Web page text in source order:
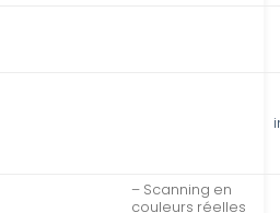
– Scanning en
couleurs réelles